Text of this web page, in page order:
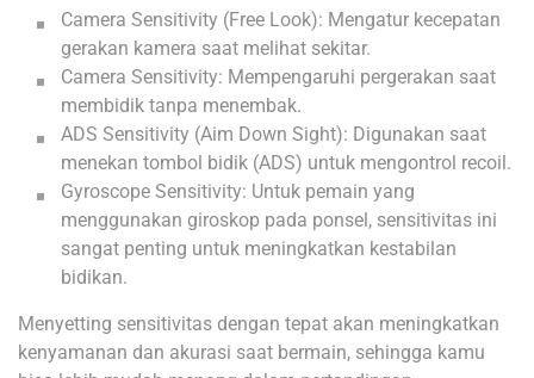
Camera Sensitivity (Free Look): Mengatur kecepatan
gerakan kamera saat melihat sekitar.
Camera Sensitivity: Mempengaruhi pergerakan saat
membidik tanpa menembak.
ADS Sensitivity (Aim Down Sight): Digunakan saat
menekan tombol bidik (ADS) untuk mengontrol recoil.
Gyroscope Sensitivity: Untuk pemain yang
menggunakan giroskop pada ponsel, sensitivitas ini
sangat penting untuk meningkatkan kestabilan
bidikan.
Menyetting sensitivitas dengan tepat akan meningkatkan
kenyamanan dan akurasi saat bermain, sehingga kamu